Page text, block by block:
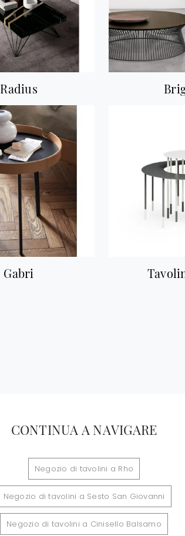
Radius
Gabri
CONTINUA A NAVIGARE
Negozio di tavolini a Rho
Negozio di tavolini a Sesto San Giovanni
Negozio di tavolini a Cinisello Balsamo